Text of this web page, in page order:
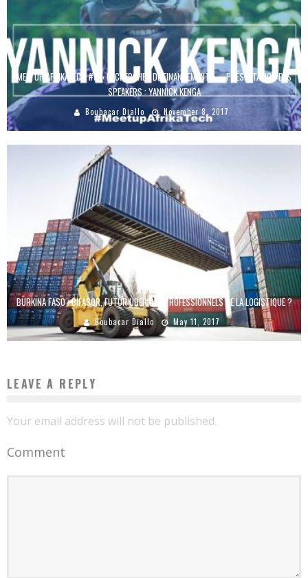
MEETUP AFRIKATECH #3 « RECHERCHES DE FINANCEMENT » – PRÉSENTATION DES
SPEAKERS : YANNICK KENGA
Boubacar Diallo November 8, 2017
BURKINA FASO : BIFASOR, FUTUR UBER DES PROFESSIONNELS DE LA LOGISTIQUE ?
Boubacar Diallo May 11, 2017
LEAVE A REPLY
Your email address will not be published.
Comment